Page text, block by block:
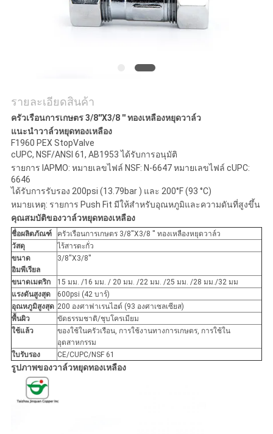
POLICY
รายละเอียดสินค้า
ครัวเรือนการเกษตร 3/8''X3/8 '' ทองเหลืองหยุดวาล์ว
แนะนำวาล์วหยุดทองเหลือง
F1960 PEX StopValve
cUPC, NSF/ANSI 61, AB1953 ได้รับการอนุมัติ
รายการ IAPMO: หมายเลขไฟล์ NSF: N-6647 หมายเลขไฟล์ cUPC:
6646
ได้รับการรับรอง 200psi (13.79bar ) และ 200°F (93 °C)
หมายเหตุ: รายการ Push Fit มีให้สำหรับอุณหภูมิและความดันที่สูงขึ้น
คุณสมบัติของวาล์วหยุดทองเหลือง
ชื่อผลิตภัณฑ์
ครัวเรือนการเกษตร 3/8''X3/8 '' ทองเหลืองหยุดวาล์ว
วัสดุ
ไร้สารตะกั่ว
ขนาด
อิมพีเรียล
3/8''X3/8''
ขนาดเมตริก
15 มม. /16 มม. / 20 มม. /22 มม. /25 มม. /28 มม./32 มม
แรงดันสูงสุด
600psi (42 บาร์)
อุณหภูมิสูงสุด 200 องศาฟาเรนไฮต์ (93 องศาเซลเซียส)
พื้นผิว
ขัดธรรมชาติ/ชุบโครเมียม
ใช้แล้ว
ของใช้ในครัวเรือน, การใช้งานทางการเกษตร, การใช้ใน
อุตสาหกรรม
ใบรับรอง
CE/CUPC/NSF 61
รูปภาพของวาล์วหยุดทองเหลือง